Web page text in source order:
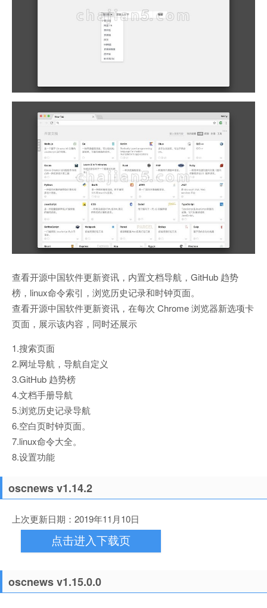
查看开源中国软件更新资讯，内置文档导航，GitHub 趋势
榜，linux命令索引，浏览历史记录和时钟页面。
查看开源中国软件更新资讯，在每次 Chrome 浏览器新选项卡
页面，展示该内容，同时还展示
1.搜索页面
2.网址导航，导航自定义
3.GitHub 趋势榜
4.文档手册导航
5.浏览历史记录导航
6.空白页时钟页面。
7.linux命令大全。
8.设置功能
oscnews v1.14.2
上次更新日期：2019年11月10日
点击进入下载页
oscnews v1.15.0.0